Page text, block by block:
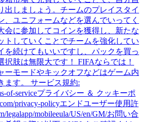
出しましょう。チームのプレイスタイ
、ユニフォームなどを選んでいってく
会に参加してコインを獲得し、新たな
トしていくことでチームを強化してい
を続けてもいいですし、パックを買っ
択肢は無限大です！ FIFAならでは！
ーモードやキックオフなどはゲーム内
ます。 サービス規約:
of-serviceプライバシー ＆ クッキーポ
privacy-policyエンドユーザー使用許
legalapp/mobileeula/US/en/GM/お問い合